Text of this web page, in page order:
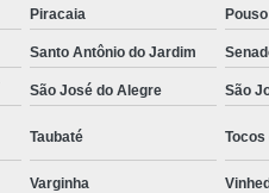
para Carros
em Carro
Rastreador Gps
no Carro
Rastreador
Rastreador para Colocar
Empresa de Rastreamento de
Piracaia
Santo Antônio do Jardim
São José do Alegre São
Taubaté Tocos
Varginha